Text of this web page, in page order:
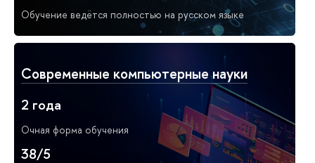
Обучение ведётся полностью на русском языке
Современные компьютерные науки
2 года
Очная форма обучения
38/5